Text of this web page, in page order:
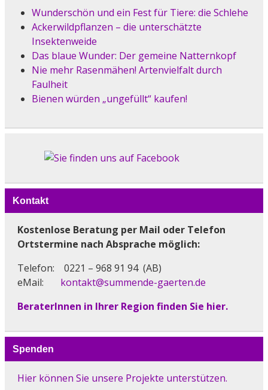
Wunderschön und ein Fest für Tiere: die Schlehe
Ackerwildpflanzen – die unterschätzte
Insektenweide
Das blaue Wunder: Der gemeine Natternkopf
Nie mehr Rasenmähen! Artenvielfalt durch
Faulheit
Bienen würden „ungefüllt“ kaufen!
Kontakt
Kostenlose Beratung per Mail oder Telefon
Ortstermine nach Absprache möglich:
Telefon: 0221 – 968 91 94 (AB)
eMail: kontakt@summende-gaerten.de
BeraterInnen in Ihrer Region finden Sie hier.
Spenden
Hier können Sie unsere Projekte unterstützen.